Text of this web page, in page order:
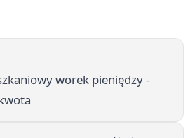
worek pieniędzy -